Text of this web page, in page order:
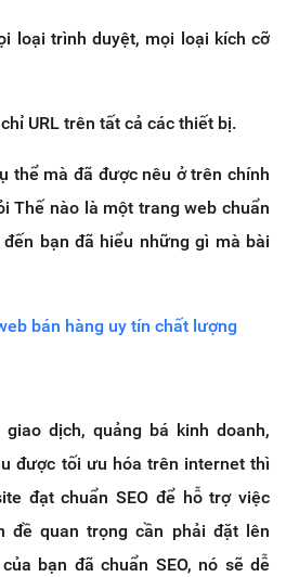
loại trình duyệt, mọi loại kích cỡ
URL trên tất cả các thiết bị.
thể mà đã được nêu ở trên chính
Thế nào là một trang web chuẩn
đến bạn đã hiểu những gì mà bài
bán hàng uy tín chất lượng
dịch, quảng bá kinh doanh,
được tối ưu hóa trên internet thì
đạt chuẩn SEO để hỗ trợ việc
đề quan trọng cần phải đặt lên
bạn đã chuẩn SEO, nó sẽ dễ